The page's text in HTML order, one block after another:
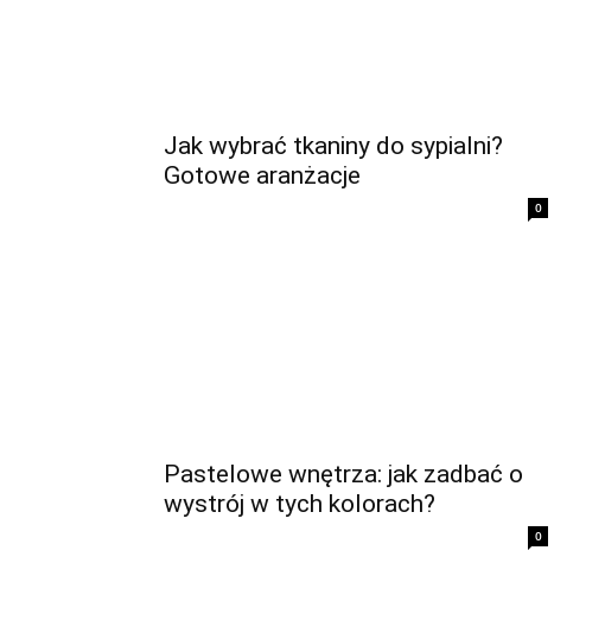
Jak wybrać tkaniny do sypialni?
Gotowe aranżacje
0
Pastelowe wnętrza: jak zadbać o
wystrój w tych kolorach?
0